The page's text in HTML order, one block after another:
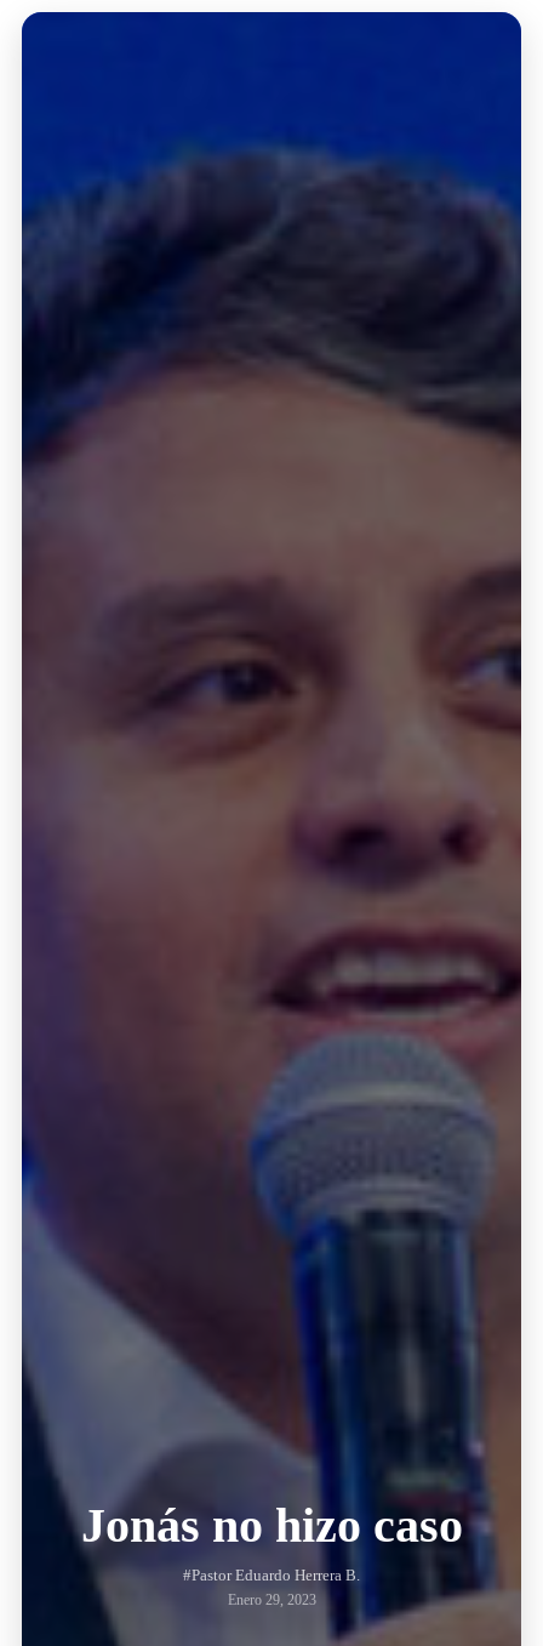
Jonás no hizo caso
#Pastor Eduardo Herrera B.
Enero 29, 2023